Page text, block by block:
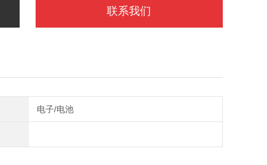
联系我们
电子/电池